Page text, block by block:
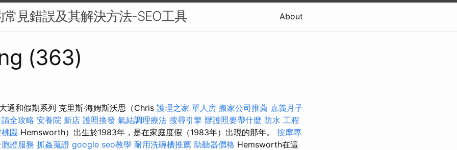
常見錯誤及其解決方法-SEO工具 About
(363)
通和假期系列 克里斯·海姆斯沃思（Chris 護理之家 單人房 搬家公司推薦 嘉義月子
全攻略 安養院 新店 護照換發 氣結調理療法 搜尋引擎 辦護照要帶什麼 防水 工程
園 Hemsworth）出生於1983年，是在家庭度假（1983年）出現的那年。 按摩專
證服務 抓姦蒐證 google seo教學 耐用洗碗槽推薦 助聽器價格 Hemsworth在這